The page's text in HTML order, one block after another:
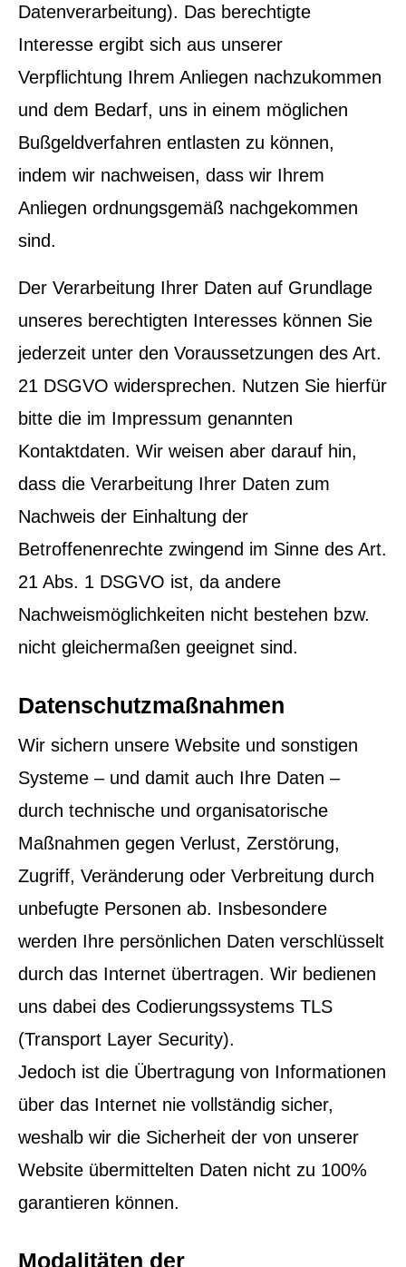
Datenverarbeitung). Das berechtigte
Interesse ergibt sich aus unserer
Verpflichtung Ihrem Anliegen nachzukommen
und dem Bedarf, uns in einem möglichen
Bußgeldverfahren entlasten zu können,
indem wir nachweisen, dass wir Ihrem
Anliegen ordnungsgemäß nachgekommen
sind.
Der Verarbeitung Ihrer Daten auf Grundlage
unseres berechtigten Interesses können Sie
jederzeit unter den Voraussetzungen des Art.
21 DSGVO widersprechen. Nutzen Sie hierfür
bitte die im Impressum genannten
Kontaktdaten. Wir weisen aber darauf hin,
dass die Verarbeitung Ihrer Daten zum
Nachweis der Einhaltung der
Betroffenenrechte zwingend im Sinne des Art.
21 Abs. 1 DSGVO ist, da andere
Nachweismöglichkeiten nicht bestehen bzw.
nicht gleichermaßen geeignet sind.
Datenschutzmaßnahmen
Wir sichern unsere Website und sonstigen
Systeme – und damit auch Ihre Daten –
durch technische und organisatorische
Maßnahmen gegen Verlust, Zerstörung,
Zugriff, Veränderung oder Verbreitung durch
unbefugte Per­sonen ab. Insbesondere
werden Ihre persönlichen Daten verschlüsselt
durch das Internet übertragen. Wir bedienen
uns dabei des Codierungssystems TLS
(Transport Layer Security).
Jedoch ist die Übertragung von Informationen
über das Internet nie vollständig sicher,
weshalb wir die Sicherheit der von unserer
Website übermittelten Daten nicht zu 100%
garantieren können.
Modalitäten der